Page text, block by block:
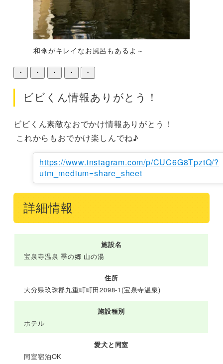
和傘がキレイなお風呂もあるよ～
・ ・ ・ ・ ・
ビビくん情報ありがとう！
ビビくん素敵なおでかけ情報ありがとう！
これからもおでかけ楽しんでね♪
https://www.instagram.com/p/CUC6G8TpztQ/?
utm_medium=share_sheet
詳細情報
施設名
宝泉寺温泉 季の郷 山の湯
住所
大分県玖珠郡九重町町田2098-1(宝泉寺温泉)
施設種別
ホテル
愛犬と同室
同室宿泊OK